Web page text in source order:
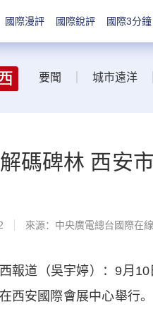
國際漫評 國際銳評 國際3分鐘
要聞 城市遠洋
碼碑林 西安
來源： 中央廣電總台國際在線
道（吳宇婷）：9月10
西安國際會展中心舉行